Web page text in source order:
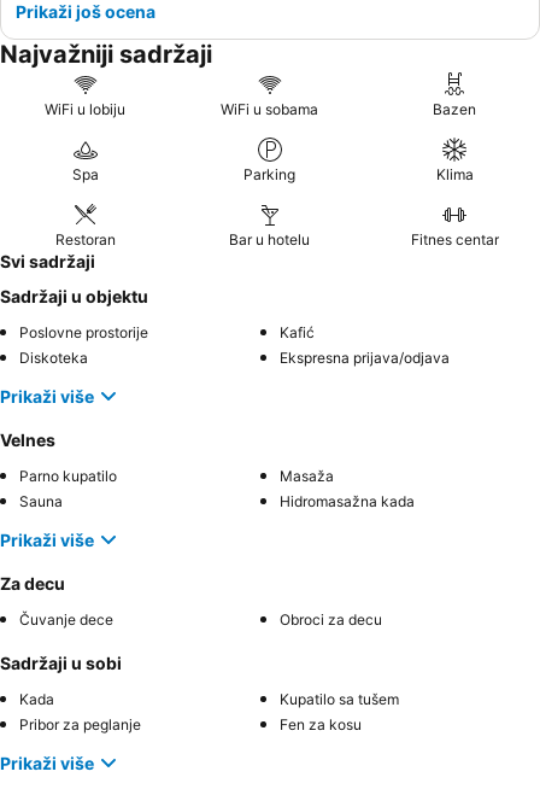
Prikaži još ocena
Najvažniji sadržaji
WiFi u lobiju WiFi u sobama Bazen
Spa Parking Klima
Restoran Bar u hotelu Fitnes centar
Svi sadržaji
Sadržaji u objektu
Poslovne prostorije
Kafić
Diskoteka
Ekspresna prijava/odjava
Prikaži više
Velnes
Parno kupatilo
Masaža
Sauna
Hidromasažna kada
Prikaži više
Za decu
Čuvanje dece Obroci za decu
Sadržaji u sobi
Kada
Kupatilo sa tušem
Pribor za peglanje
Fen za kosu
Prikaži više